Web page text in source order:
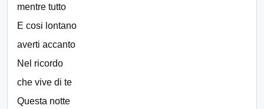
mentre tutto
E cosi lontano
averti accanto
Nel ricordo
che vive di te
Questa notte